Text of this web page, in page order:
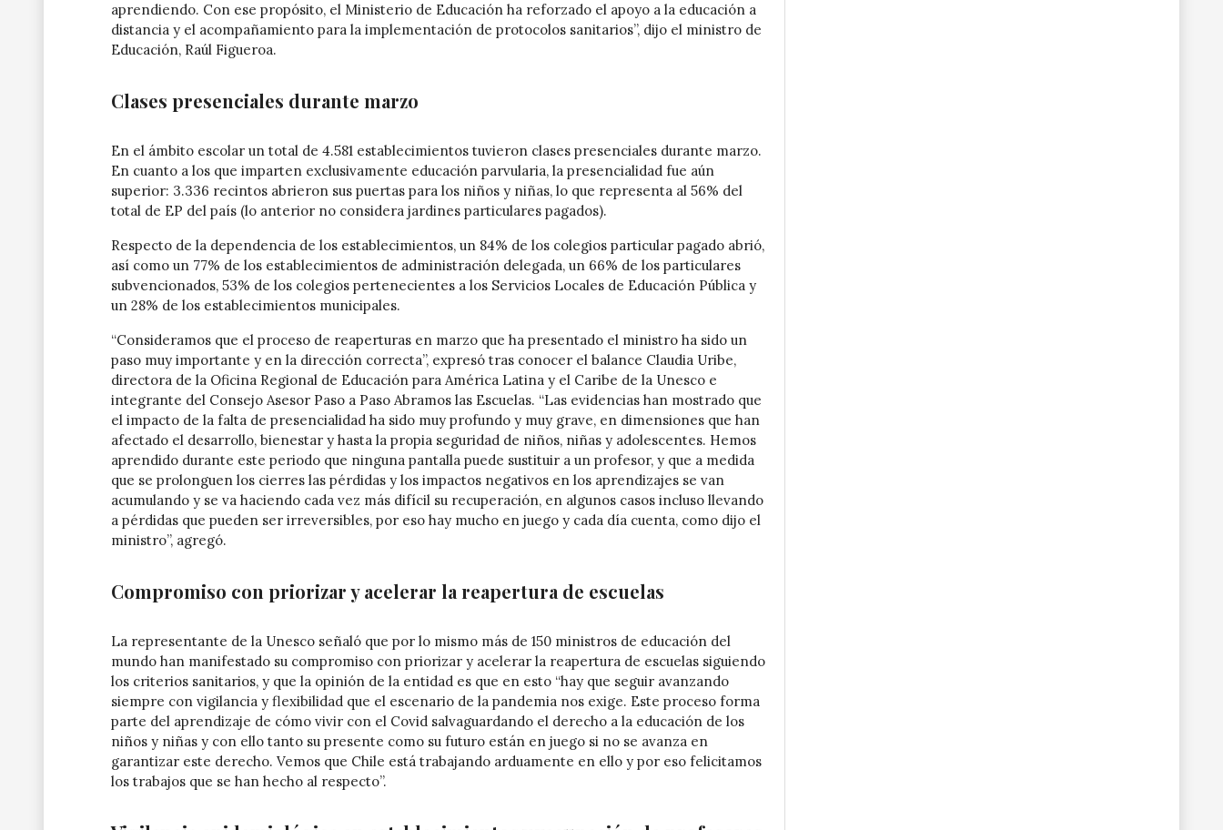
aprendiendo. Con ese propósito, el Ministerio de Educación ha reforzado el apoyo a la educación a
distancia y el acompañamiento para la implementación de protocolos sanitarios”, dijo el ministro de
Educación, Raúl Figueroa.
Clases presenciales durante marzo
En el ámbito escolar un total de 4.581 establecimientos tuvieron clases presenciales durante marzo.
En cuanto a los que imparten exclusivamente educación parvularia, la presencialidad fue aún
superior: 3.336 recintos abrieron sus puertas para los niños y niñas, lo que representa al 56% del
total de EP del país (lo anterior no considera jardines particulares pagados).
Respecto de la dependencia de los establecimientos, un 84% de los colegios particular pagado abrió,
así como un 77% de los establecimientos de administración delegada, un 66% de los particulares
subvencionados, 53% de los colegios pertenecientes a los Servicios Locales de Educación Pública y
un 28% de los establecimientos municipales.
“Consideramos que el proceso de reaperturas en marzo que ha presentado el ministro ha sido un
paso muy importante y en la dirección correcta”, expresó tras conocer el balance Claudia Uribe,
directora de la Oficina Regional de Educación para América Latina y el Caribe de la Unesco e
integrante del Consejo Asesor Paso a Paso Abramos las Escuelas. “Las evidencias han mostrado que
el impacto de la falta de presencialidad ha sido muy profundo y muy grave, en dimensiones que han
afectado el desarrollo, bienestar y hasta la propia seguridad de niños, niñas y adolescentes. Hemos
aprendido durante este periodo que ninguna pantalla puede sustituir a un profesor, y que a medida
que se prolonguen los cierres las pérdidas y los impactos negativos en los aprendizajes se van
acumulando y se va haciendo cada vez más difícil su recuperación, en algunos casos incluso llevando
a pérdidas que pueden ser irreversibles, por eso hay mucho en juego y cada día cuenta, como dijo el
ministro”, agregó.
Compromiso con priorizar y acelerar la reapertura de escuelas
La representante de la Unesco señaló que por lo mismo más de 150 ministros de educación del
mundo han manifestado su compromiso con priorizar y acelerar la reapertura de escuelas siguiendo
los criterios sanitarios, y que la opinión de la entidad es que en esto “hay que seguir avanzando
siempre con vigilancia y flexibilidad que el escenario de la pandemia nos exige. Este proceso forma
parte del aprendizaje de cómo vivir con el Covid salvaguardando el derecho a la educación de los
niños y niñas y con ello tanto su presente como su futuro están en juego si no se avanza en
garantizar este derecho. Vemos que Chile está trabajando arduamente en ello y por eso felicitamos
los trabajos que se han hecho al respecto”.